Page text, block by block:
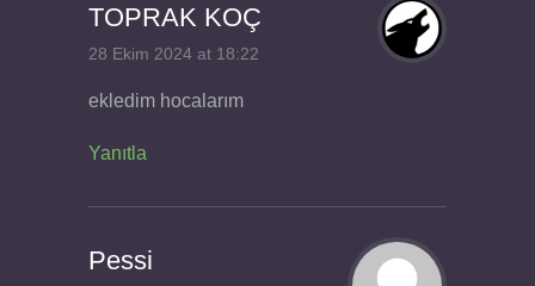
TOPRAK KOÇ
28 Ekim 2024 at 18:22
ekledim hocalarım
Yanıtla
Pessi